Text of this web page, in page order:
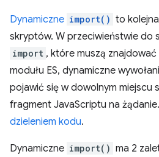
Dynamiczne import() to
skryptów. W przeciwieństwie do
import , które muszą
modułu ES, dynamiczne
pojawić się w dowolnym miejscu
fragment JavaScriptu na
dzieleniem kodu.
Dynamiczne import() ma 2